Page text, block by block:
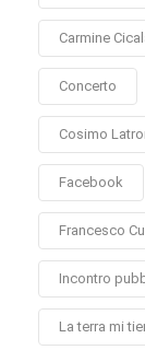
Carmine
Concerto
Cosimo
Facebook
Francesco
Incontro
La terra mi